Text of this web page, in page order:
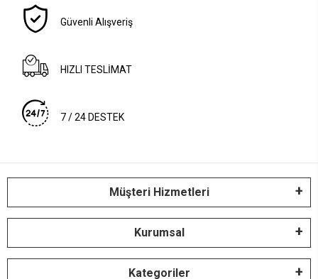
Güvenli Alışveriş
HIZLI TESLİMAT
7 / 24 DESTEK
Müşteri Hizmetleri
Kurumsal
Kategoriler